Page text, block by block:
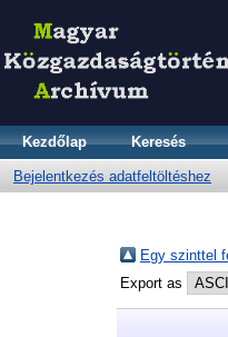
Kezdőlap Keresés
Bejelentkezés adatfeltöltéshez
Egy szinttel
Export as